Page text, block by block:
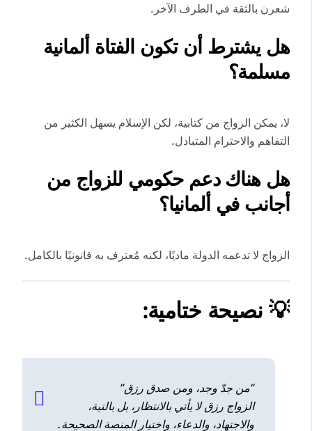
شعرن بالثقة في الطرف الآخر.
هل يشترط أن تكون الفتاة ألمانية
مسلمة؟
لا، يمكن الزواج من كتابية، لكن الإسلام يسهل الكثير من
التفاهم والاحترام المتبادل.
هل هناك دعم حكومي للزواج من
أجانب في ألمانيا؟
الزواج لا تدعمه الدولة ماديًا، لكنه مُعترف به قانونيًا بالكامل.
💡 نصيحة ختامية:
“من جدّ وجد، ومن صدق رزق”
الزواج رزق لا يأتي بالانتظار، بل بالنية،
والاجتهاد، والدعاء، واختيار المنصة الصحيحة.